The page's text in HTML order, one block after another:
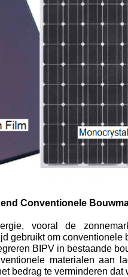
Conventionele
vooral de
gebruikt om
BIPV in bestaande
materialen aan
bedrag te verminderen